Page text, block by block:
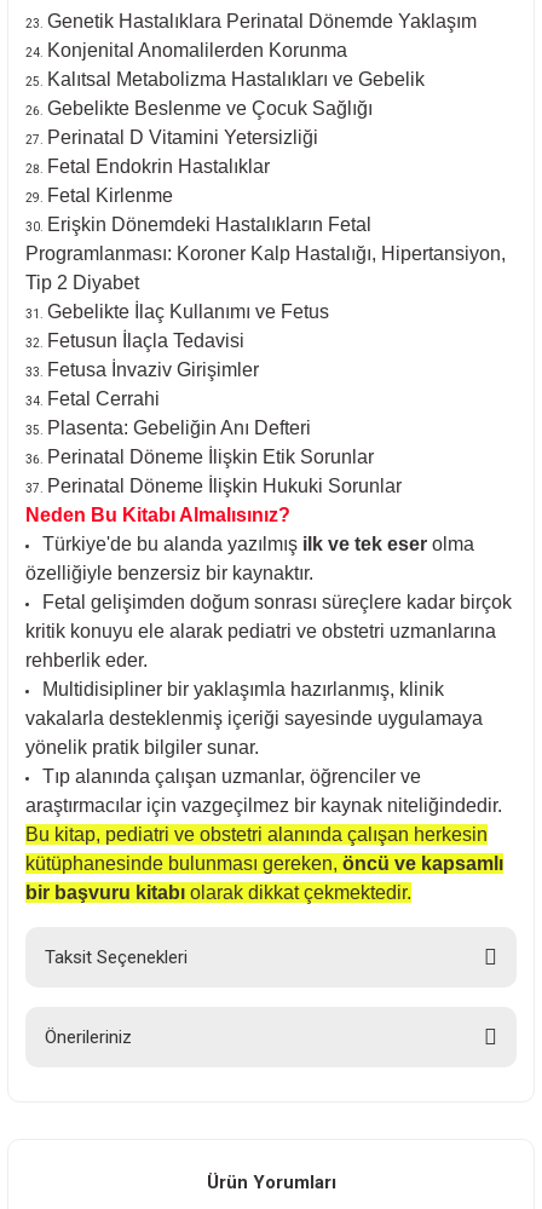
Genetik Hastalıklara Perinatal Dönemde Yaklaşım
Konjenital Anomalilerden Korunma
Kalıtsal Metabolizma Hastalıkları ve Gebelik
Gebelikte Beslenme ve Çocuk Sağlığı
Perinatal D Vitamini Yetersizliği
Fetal Endokrin Hastalıklar
Fetal Kirlenme
Erişkin Dönemdeki Hastalıkların Fetal
Programlanması: Koroner Kalp Hastalığı, Hipertansiyon,
Tip 2 Diyabet
Gebelikte İlaç Kullanımı ve Fetus
Fetusun İlaçla Tedavisi
Fetusa İnvaziv Girişimler
Fetal Cerrahi
Plasenta: Gebeliğin Anı Defteri
Perinatal Döneme İlişkin Etik Sorunlar
Perinatal Döneme İlişkin Hukuki Sorunlar
Neden Bu Kitabı Almalısınız?
Türkiye'de bu alanda yazılmış ilk ve tek eser olma
özelliğiyle benzersiz bir kaynaktır.
Fetal gelişimden doğum sonrası süreçlere kadar birçok
kritik konuyu ele alarak pediatri ve obstetri uzmanlarına
rehberlik eder.
Multidisipliner bir yaklaşımla hazırlanmış, klinik
vakalarla desteklenmiş içeriği sayesinde uygulamaya
yönelik pratik bilgiler sunar.
Tıp alanında çalışan uzmanlar, öğrenciler ve
araştırmacılar için vazgeçilmez bir kaynak niteliğindedir.
Bu kitap, pediatri ve obstetri alanında çalışan herkesin
kütüphanesinde bulunması gereken, öncü ve kapsamlı
bir başvuru kitabı olarak dikkat çekmektedir.
Taksit Seçenekleri
Önerileriniz
Ürün Yorumları